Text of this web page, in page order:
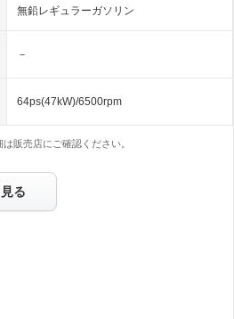
無鉛レギュラーガソリン
－
64ps(47kW)/6500rpm
販売店にご確認ください。
る